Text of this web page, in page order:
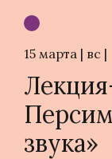
15 марта | вс |
звука»